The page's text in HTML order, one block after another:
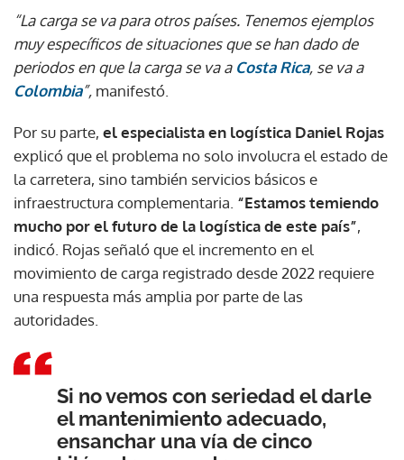
“La carga se va para otros países. Tenemos ejemplos
muy específicos de situaciones que se han dado de
periodos en que la carga se va a Costa Rica, se va a
Colombia”, manifestó.
Por su parte, el especialista en logística Daniel Rojas
explicó que el problema no solo involucra el estado de
la carretera, sino también servicios básicos e
infraestructura complementaria. “Estamos temiendo
mucho por el futuro de la logística de este país”,
indicó. Rojas señaló que el incremento en el
movimiento de carga registrado desde 2022 requiere
una respuesta más amplia por parte de las
autoridades.
Si no vemos con seriedad el darle
el mantenimiento adecuado,
ensanchar una vía de cinco